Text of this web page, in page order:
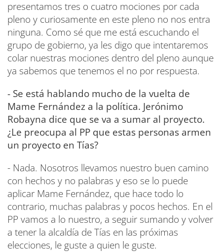
presentamos tres o cuatro mociones por cada
pleno y curiosamente en este pleno no nos entra
ninguna. Como sé que me está escuchando el
grupo de gobierno, ya les digo que intentaremos
colar nuestras mociones dentro del pleno aunque
ya sabemos que tenemos el no por respuesta.
- Se está hablando mucho de la vuelta de
Mame Fernández a la política. Jerónimo
Robayna dice que se va a sumar al proyecto.
¿Le preocupa al PP que estas personas armen
un proyecto en Tías?
- Nada. Nosotros llevamos nuestro buen camino
con hechos y no palabras y eso se lo puede
aplicar Mame Fernández, que hace todo lo
contrario, muchas palabras y pocos hechos. En el
PP vamos a lo nuestro, a seguir sumando y volver
a tener la alcaldía de Tías en las próximas
elecciones, le guste a quien le guste.